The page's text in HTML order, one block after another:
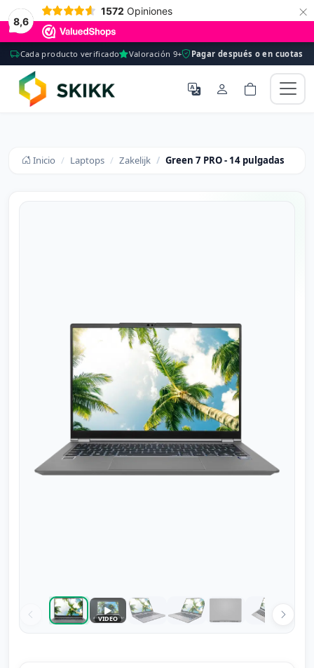
8,6
1572 Opiniones ×
Cada producto verificado Valoración 9+ Pagar después o en cuotas
Inicio Laptops Zakelijk Green 7 PRO - 14 pulgadas
Speel video
VIDEO